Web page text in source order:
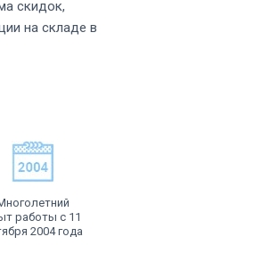
скидок,
на складе в
работы с 11
2004 года